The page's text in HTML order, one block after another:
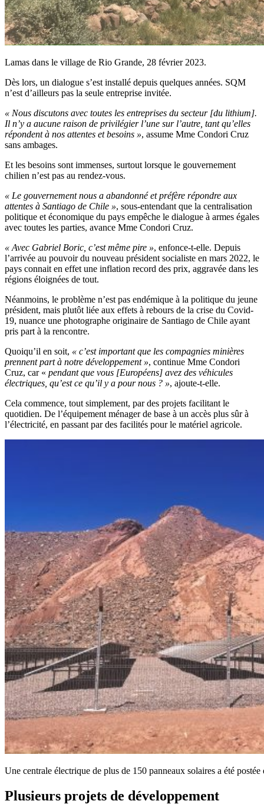
Lamas dans le village de Rio Grande, 28 février 2023.
Dès lors, un dialogue s’est installé depuis quelques années. SQM
n’est d’ailleurs pas la seule entreprise invitée.
« Nous discutons avec toutes les entreprises du secteur [du lithium].
Il n’y a aucune raison de privilégier l’une sur l’autre, tant qu’elles
répondent à nos attentes et besoins », assume Mme Condori Cruz
sans ambages.
Et les besoins sont immenses, surtout lorsque le gouvernement
chilien n’est pas au rendez-vous.
« Le gouvernement nous a abandonné et préfère répondre aux
attentes à Santiago de Chile », sous-entendant que la centralisation
politique et économique du pays empêche le dialogue à armes égales
avec toutes les parties, avance Mme Condori Cruz.
« Avec Gabriel Boric, c’est même pire », enfonce-t-elle. Depuis
l’arrivée au pouvoir du nouveau président socialiste en mars 2022, le
pays connait en effet une inflation record des prix, aggravée dans les
régions éloignées de tout.
Néanmoins, le problème n’est pas endémique à la politique du jeune
président, mais plutôt liée aux effets à rebours de la crise du Covid-
19, nuance une photographe originaire de Santiago de Chile ayant
pris part à la rencontre.
Quoiqu’il en soit, « c’est important que les compagnies minières
prennent part à notre développement », continue Mme Condori
Cruz, car « pendant que vous [Européens] avez des véhicules
électriques, qu’est ce qu’il y a pour nous ? », ajoute-t-elle.
Cela commence, tout simplement, par des projets facilitant le
quotidien. De l’équipement ménager de base à un accès plus sûr à
l’électricité, en passant par des facilités pour le matériel agricole.
Une centrale électrique de plus de 150 panneaux solaires a été
Plusieurs projets de développement